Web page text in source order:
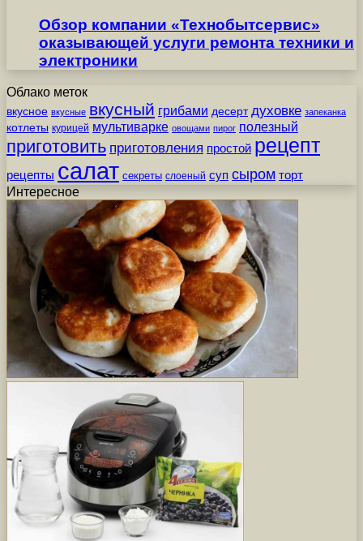
Обзор компании «Технобытсервис»
оказывающей услуги ремонта техники и
электроники
Облако меток
вкусное вкусные вкусный грибами десерт духовке запеканка
котлеты курицей мультиварке овощами пирог полезный
приготовить приготовления простой рецепт
рецепты салат секреты слоеный суп сыром торт
Интересное